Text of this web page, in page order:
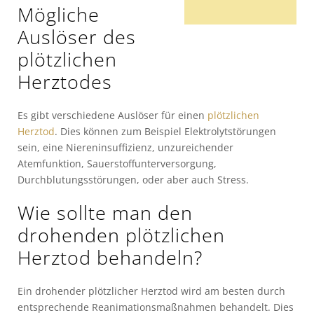
Mögliche
Auslöser des
plötzlichen
Herztodes
Es gibt verschiedene Auslöser für einen plötzlichen
Herztod. Dies können zum Beispiel Elektrolytstörungen
sein, eine Niereninsuffizienz, unzureichender
Atemfunktion, Sauerstoffunterversorgung,
Durchblutungsstörungen, oder aber auch Stress.
Wie sollte man den
drohenden plötzlichen
Herztod behandeln?
Ein drohender plötzlicher Herztod wird am besten durch
entsprechende Reanimationsmaßnahmen behandelt. Dies